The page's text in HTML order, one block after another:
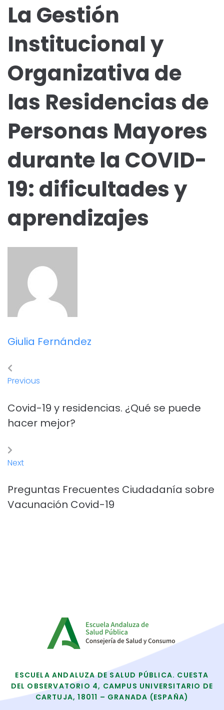
La Gestión
Institucional y
Organizativa de
las Residencias de
Personas Mayores
durante la COVID-
19: dificultades y
aprendizajes
Giulia Fernández
Previous
Covid-19 y residencias. ¿Qué se puede
hacer mejor?
Next
Preguntas Frecuentes Ciudadanía sobre
Vacunación Covid-19
ESCUELA ANDALUZA DE SALUD PÚBLICA. CUESTA
DEL OBSERVATORIO 4, CAMPUS UNIVERSITARIO DE
CARTUJA, 18011 – GRANADA (ESPAÑA)